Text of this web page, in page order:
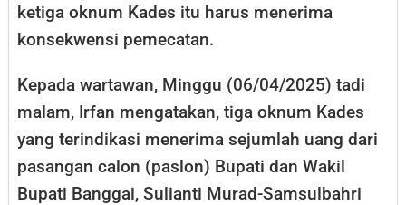
ketiga oknum Kades itu harus menerima
konsekwensi pemecatan.
Kepada wartawan, Minggu (06/04/2025) tadi
malam, Irfan mengatakan, tiga oknum Kades
yang terindikasi menerima sejumlah uang dari
pasangan calon (paslon) Bupati dan Wakil
Bupati Banggai, Sulianti Murad-Samsulbahri